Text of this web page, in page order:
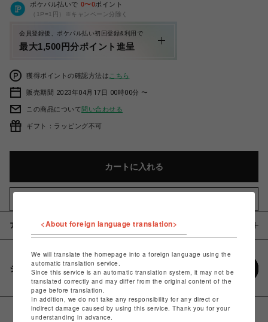
ポケパル払いで 0〜0ポイント
（1P=1円）※キャンペーン分除く
会員登録後、ポケパル払い初回登録&利用で
最大1,500円分ポイント進呈
獲得ポイントの確認方法は こちら
販売期間 2023年04月17日 00時00分 〜
この商品について問い合わせる
ギフト：ラッピング不可
カートに入れる
アイテム説明 / 素材
シェアする
<About foreign language translation>
We will translate the homepage into a foreign language using the
automatic translation service.
Since this service is an automatic translation system, it may not be
translated correctly and may differ from the original content of the
page before translation.
In addition, we do not take any responsibility for any direct or
indirect damage caused by using this service. Thank you for your
understanding in advance.